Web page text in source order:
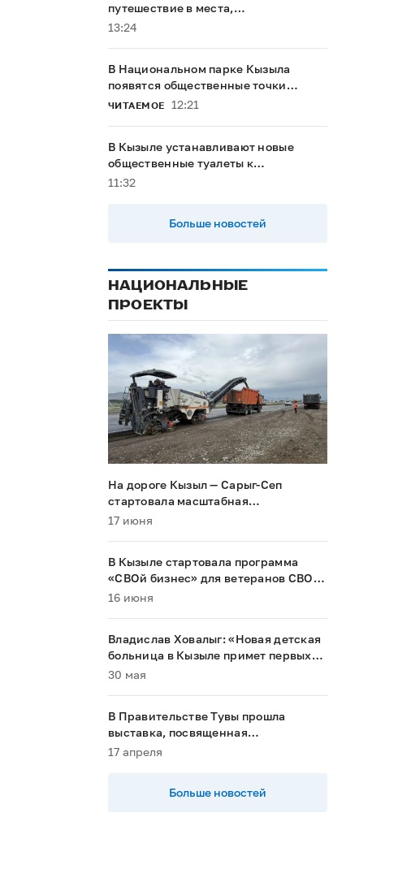
путешествие в места,
напоминающие о герое Максима
13:24
В Национальном парке Кызыла
появятся общественные точки
доступа к интернету
ЧИТАЕМОЕ 12:21
В Кызыле устанавливают новые
общественные туалеты к
буддийскому форуму
11:32
Больше новостей
НАЦИОНАЛЬНЫЕ
ПРОЕКТЫ
На дороге Кызыл — Сарыг-Сеп
стартовала масштабная
реконструкция
17 июня
В Кызыле стартовала программа
«СВОй бизнес» для ветеранов СВО и
их семей
16 июня
Владислав Ховалыг: «Новая детская
больница в Кызыле примет первых
пациентов в 2028 году»
30 мая
В Правительстве Тувы прошла
выставка, посвященная
национальным проектам
17 апреля
Больше новостей